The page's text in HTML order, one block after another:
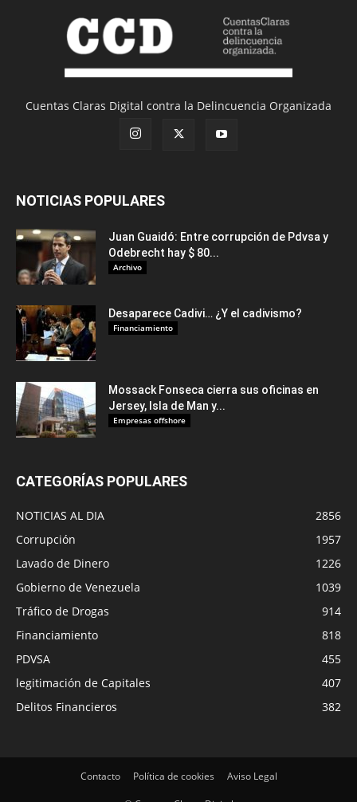
Cuentas Claras Digital contra la Delincuencia Organizada
NOTICIAS POPULARES
Juan Guaidó: Entre corrupción de Pdvsa y
Odebrecht hay $ 80...
Archivo
Desaparece Cadivi… ¿Y el cadivismo?
Financiamiento
Mossack Fonseca cierra sus oficinas en
Jersey, Isla de Man y...
Empresas offshore
CATEGORÍAS POPULARES
NOTICIAS AL DIA
2856
Corrupción
1957
Lavado de Dinero
1226
Gobierno de Venezuela
1039
Tráfico de Drogas
914
Financiamiento
818
PDVSA
455
legitimación de Capitales
407
Delitos Financieros
382
Contacto Política de cookies Aviso Legal